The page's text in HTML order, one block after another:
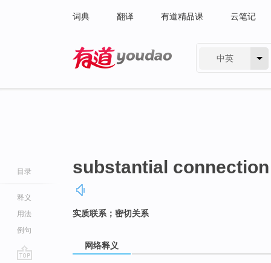
词典 翻译 有道精品课 云笔记
中英
目录
释义
用法
例句
substantial connection
实质联系；密切关系
网络释义